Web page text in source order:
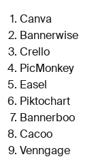
Canva
Bannerwise
Crello
PicMonkey
Easel
Piktochart
Bannerboo
Cacoo
Venngage